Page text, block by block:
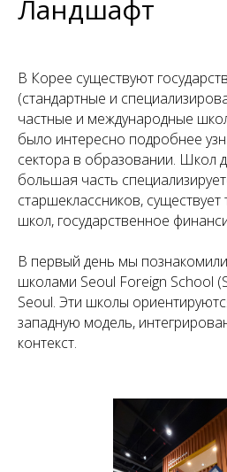
Ландшафт
В Корее существуют
(стандартные и
частные и международные
было интересно подробнее
сектора в образовании. Школ
большая часть
старшеклассников,
школ, государственное
В первый день мы
школами Seoul Foreign School
Seoul. Эти школы
западную модель,
контекст.